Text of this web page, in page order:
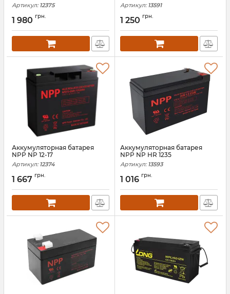
Артикул: 12375
1 980 грн.
Артикул: 13591
1 250 грн.
Аккумуляторная батарея
NPP NP 12-17
Артикул: 12374
1 667 грн.
Аккумуляторная батарея
NPP NP HR 1235
Артикул: 13593
1 016 грн.